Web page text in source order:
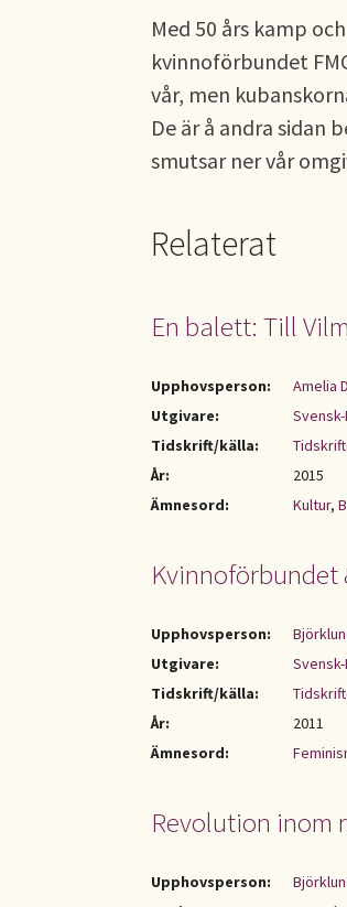
Med 50 års kamp
kvinnoförbundet
vår, men
De är å andra sidan
smutsar ner vår
Relaterat
En balett: Till
Upphovsperson:
Amelia
Utgivare:
Tidskrift/källa:
År:
2015
Ämnesord:
Kultur,
Kvinnoförbundet
Upphovsperson:
Utgivare:
Tidskrift/källa:
År:
2011
Ämnesord:
Revolution inom
Upphovsperson: